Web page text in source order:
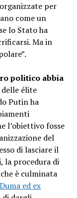
per
come un
lo Stato ha
Ma in
politico abbia
élite
Putin ha
l’obiettivo fosse
del
di lasciare il
la procedura di
è culminata
ed ex